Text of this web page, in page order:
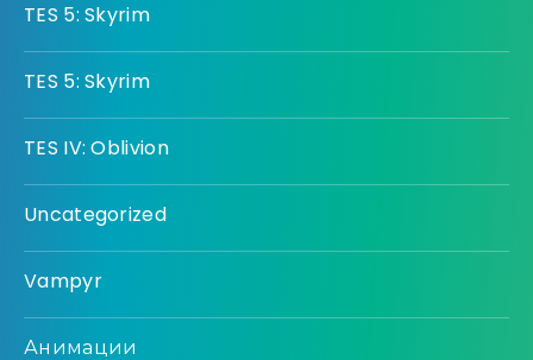
TES 5: Skyrim
TES 5: Skyrim
TES IV: Oblivion
Uncategorized
Vampyr
Анимации